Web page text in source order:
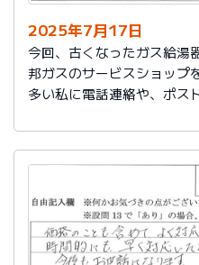
2025年7月17日
今回、古くなったガス給湯
邦ガスのサービスショップ
多い私に電話連絡や、ポス
た。